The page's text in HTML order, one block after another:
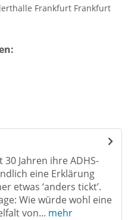
Frankfurt Frankfurt
Jahren ihre ADHS-
eine Erklärung
etwas ‘anders tickt’.
Wie würde wohl eine
von... mehr